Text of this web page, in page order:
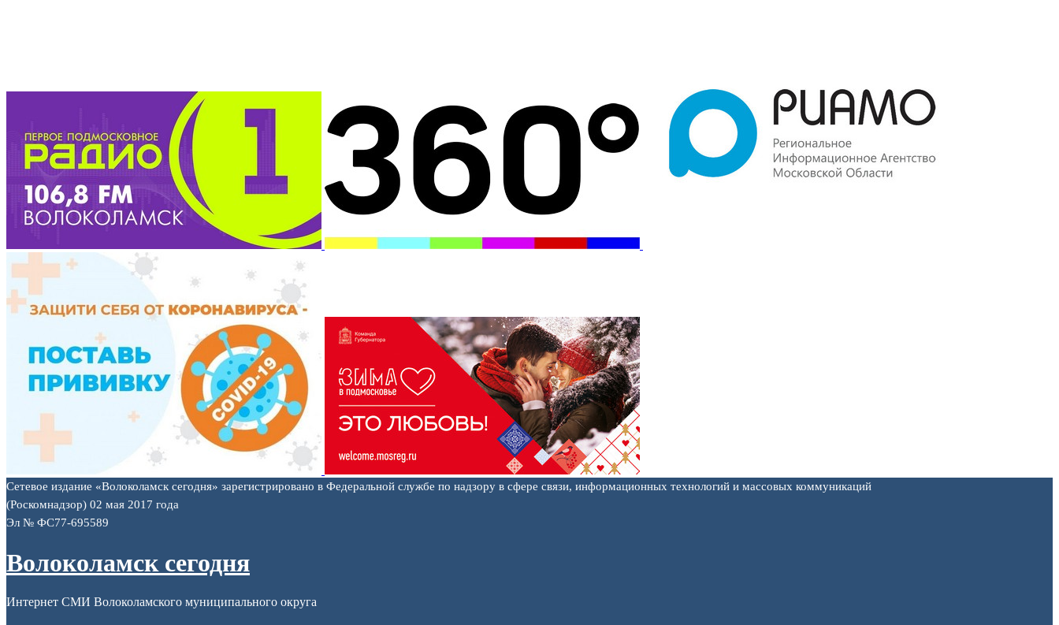
Сетевое издание «Волоколамск сегодня» зарегистрировано в Федеральной службе по надзору в сфере связи, информационных технологий и массовых коммуникаций
(Роскомнадзор) 02 мая 2017 года
Эл № ФС77-695589
Волоколамск сегодня
Интернет СМИ Волоколамского муниципального округа